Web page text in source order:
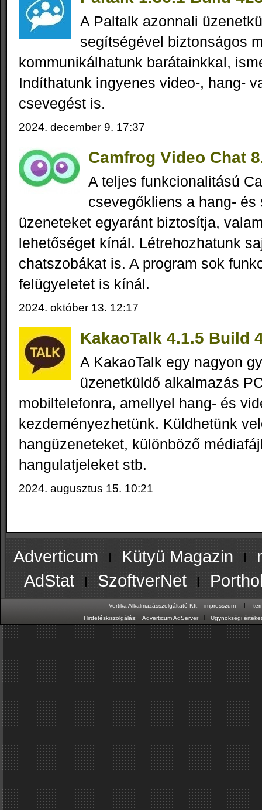
A Paltalk azonnali
segítségével biztonságos
kommunikálhatunk barátainkkal,
Indíthatunk ingyenes video-, hang-
csevegést is.
2024. december 9. 17:37
Camfrog Video Chat
A teljes funkcionalitású
csevegőkliens a hang- és
üzeneteket egyaránt biztosítja,
lehetőséget kínál. Létrehozhatunk
chatszobákat is. A program sok
felügyeletet is kínál.
2024. október 13. 12:17
KakaoTalk 4.1.5 Build
A KakaoTalk egy nagyon
üzenetküldő alkalmazás
mobiltelefonra, amellyel hang- és
kezdeményezhetünk. Küldhetünk
hangüzeneteket, különböző
hangulatjeleket stb.
2024. augusztus 15. 10:21
Adverticum ı Kütyü Magazinı
AdStat ıSzoftverNetı
Vertika Alkalmazásszolgáltató Kft: impresszum ı
Hirdetéskiszolgálás:
Adverticum AdServer ıÜgynökségi